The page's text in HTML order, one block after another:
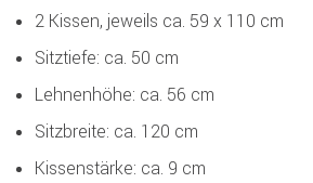
2 Kissen, jeweils ca. 59 x 110 cm
Sitztiefe: ca. 50 cm
Lehnenhöhe: ca. 56 cm
Sitzbreite: ca. 120 cm
Kissenstärke: ca. 9 cm